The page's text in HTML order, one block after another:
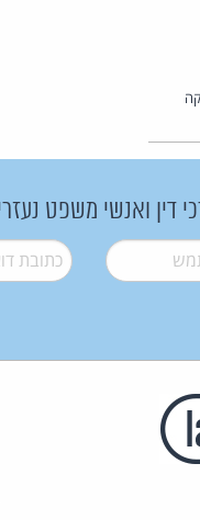
דין ואנשי משפט
* דואל*